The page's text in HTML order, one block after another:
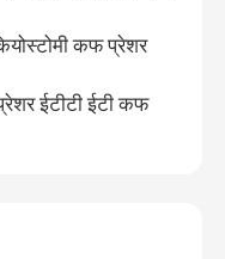
कफ प्रेशर
ईटीटी ईटी कफ